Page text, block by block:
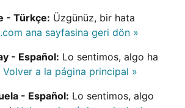
- Türkçe: Üzgünüz, bir hata
ana sayfasina geri dön »
- Español: Lo sentimos, algo ha
Volver a la página principal »
- Español: Lo sentimos, algo